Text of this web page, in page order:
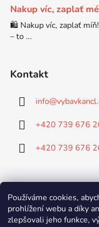
Používáme cookies,
prohlížení webu a díky
zlepšovali jeho funkce,
DCP-7070
DCP-750CW
DCP-770CW
DCP-8040
Brother DCP-680CN
Brother DCP-7010R
Brother DCP-7020
Brother DCP-7025
Brother DCP-7025R
Nakup víc, zaplať
🛍️ Nakup víc, zaplať
– to ...
Kontakt
info@
+420 739 676
+420 739 676